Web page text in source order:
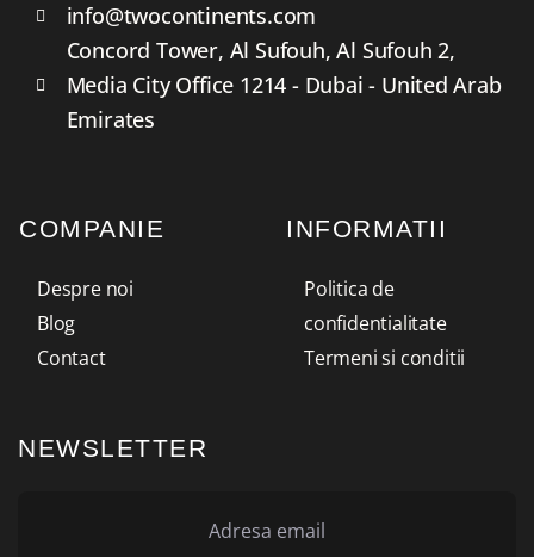
info@twocontinents.com
Concord Tower, Al Sufouh, Al Sufouh 2,
Media City Office 1214 - Dubai - United Arab
Emirates
COMPANIE
Despre noi
Blog
Contact
INFORMATII
Politica de
confidentialitate
Termeni si conditii
NEWSLETTER